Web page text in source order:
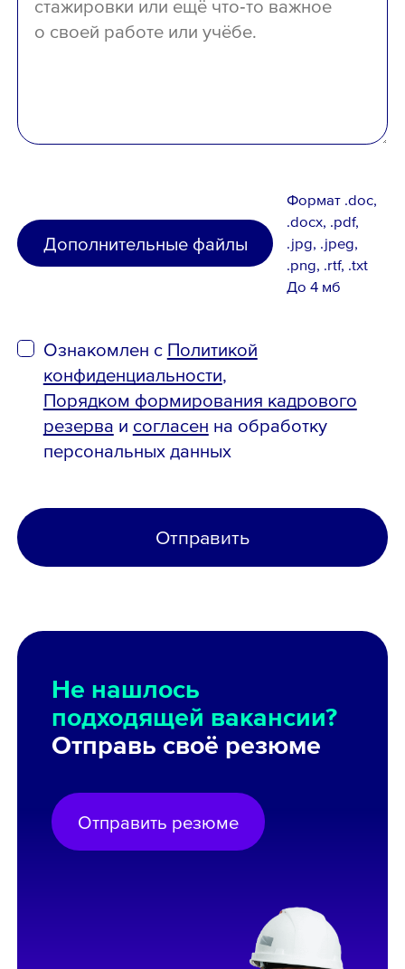
Дополнительные файлы
Формат .doc,
.docx, .pdf,
.jpg, .jpeg,
.png, .rtf, .txt
До 4 мб
Ознакомлен с Политикой
конфиденциальности,
Порядком формирования кадрового
резерва и согласен на обработку
персональных данных
Отправить
Не нашлось
подходящей вакансии?
Отправь своё резюме
Отправить резюме